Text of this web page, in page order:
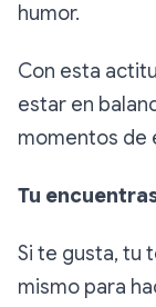
humor.
Con esta
estar en
momentos de
Tu
Si te gusta, tu
mismo para